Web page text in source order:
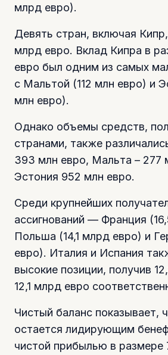
млрд евро).
Девять стран, включая
млрд евро. Вклад Кипра в
евро был одним из самых
с Мальтой (112 млн евро) и
млн евро).
Однако объемы средств,
странами, также
393 млн евро, Мальта – 277
Эстония 952 млн евро.
Среди крупнейших
ассигнований — Франция
Польша (14,1 млрд евро) и
евро). Италия и Испания
высокие позиции, получив
12,1 млрд евро
Чистый баланс показывает,
остается лидирующим
чистой прибылью в размере